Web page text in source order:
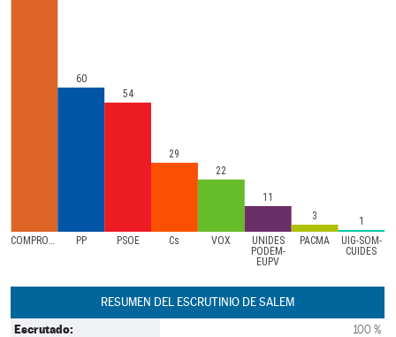
COMPROMíS PP PSOE Cs VOX
UNIDES
PODEM-
EUPV
PACMA
UIG-SOM-
CUIDES
60
54
29
22
11
3
1
RESUMEN DEL ESCRUTINIO DE SALEM
Escrutado: 100 %